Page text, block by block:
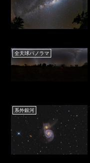
全天球パノラマ
系外銀河